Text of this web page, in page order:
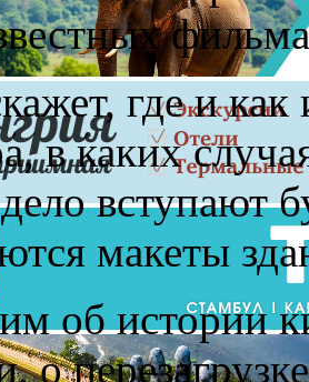
где и
в каких
дело вступают
макеты
об истории
о